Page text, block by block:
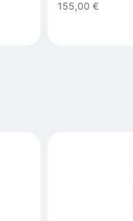
155,00 €